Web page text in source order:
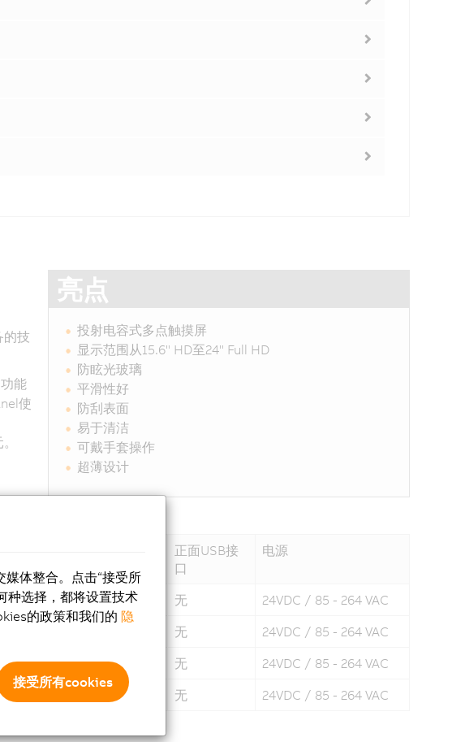
技
能
使
亮点
投射电容式多点触摸屏
显示范围从15.6" HD至24" Full HD
防眩光玻璃
平滑性好
防刮表面
易于清洁
可戴手套操作
超薄设计
正面USB接
口
电源
无 无
24VDC / 85 - 264 VAC
无
24VDC / 85 - 264 VAC
无 无
24VDC / 85 - 264 VAC
无 24VDC / 85 - 264 VAC
体整合。点击“接受所
种选择，都将设置技术
的政策和我们的 隐
接受所有cookies